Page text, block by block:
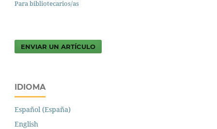
Para bibliotecarios/as
ENVIAR UN ARTÍCULO
IDIOMA
Español (España)
English